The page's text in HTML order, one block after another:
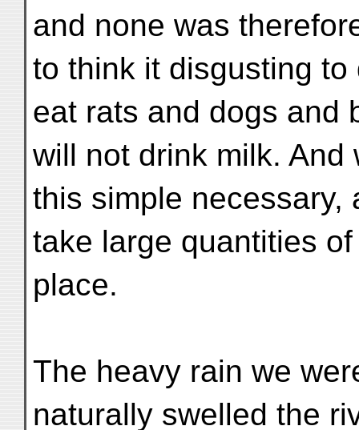
and none was
to think it disgusting
eat rats and dogs and
will not drink milk. And
this simple necessary,
take large quantities
place.
The heavy rain we
naturally swelled the